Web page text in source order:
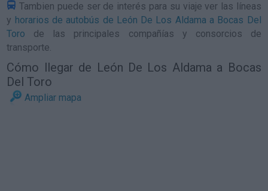
Tambien puede ser de interés para su viaje ver las líneas
y horarios de autobús de León De Los Aldama a Bocas Del
Toro de las principales compañías y consorcios de
transporte.
Cómo llegar de León De Los Aldama a Bocas
Del Toro
Ampliar mapa